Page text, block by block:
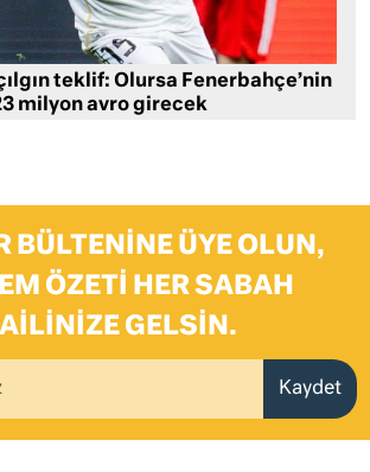
teklif: Olursa Fenerbahçe’nin
milyon avro girecek
BÜLTENINE ÜYE OLUN,
ÖZETI HER SABAH
GELSIN.
Kaydet